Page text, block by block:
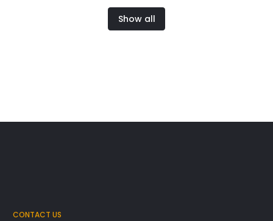
Show all
CONTACT US